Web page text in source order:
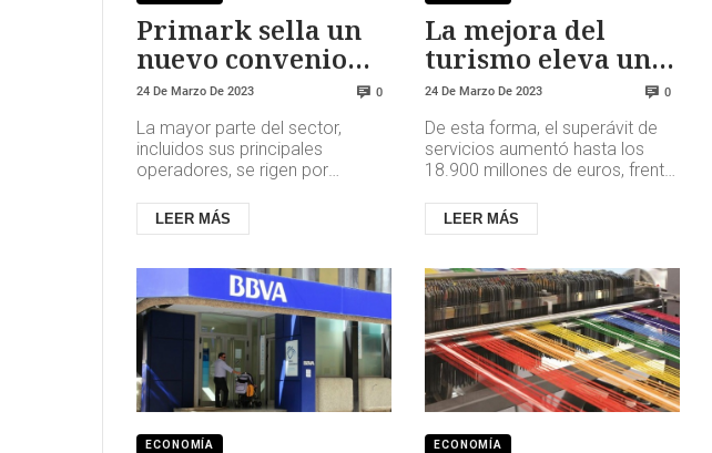
Primark sella un
nuevo convenio
con alzas
salariales de un
18%
24 De Marzo De 2023 0
La mayor parte del sector,
incluidos sus principales
operadores, se rigen por
provincial, en muchos casos
vencidos desde ha...
LEER MÁS
La mejora del
turismo eleva un
32% el superávit
por cuenta
corriente
24 De Marzo De 2023 0
De esta forma, el superávit de
servicios aumentó hasta los
18.900 millones de euros, frente
registrados un año antes, graci...
LEER MÁS
ECONOMÍA ECONOMÍA